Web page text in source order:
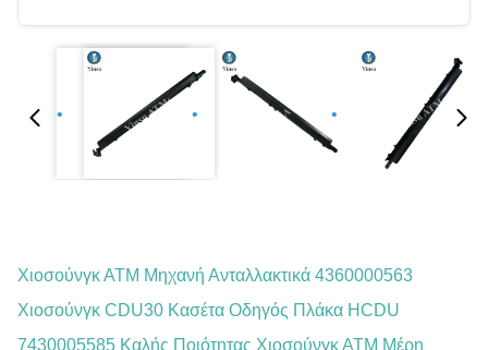
Χιοσούνγκ ΑΤΜ Μηχανή Ανταλλακτικά 4360000563
Χιοσούνγκ CDU30 Κασέτα Οδηγός Πλάκα HCDU
7430005585 Καλής Ποιότητας Χιοσούνγκ ΑΤΜ Μέρη